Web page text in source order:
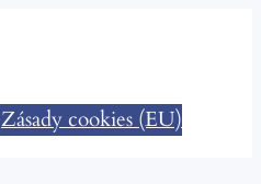
Zásady cookies (EU)